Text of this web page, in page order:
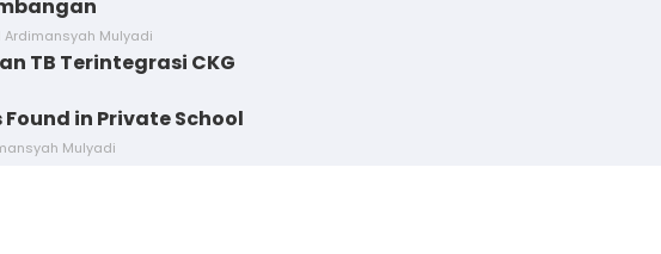
Ardimansyah Mulyadi
TB Terintegrasi CKG
in Private School
Mulyadi